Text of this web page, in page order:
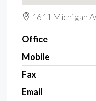
1611 Michigan
Office
Mobile
Fax
Email